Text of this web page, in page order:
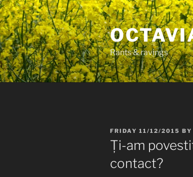
Skip
to
content
Rants & ravings
POSTED
ON
FRIDAY 11/12/2015 BY
Ți-am
contact?